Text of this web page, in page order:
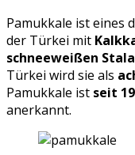
Pamukkale ist eines
der Türkei mit
schneeweißen
Türkei wird sie als
Pamukkale ist seit
anerkannt.